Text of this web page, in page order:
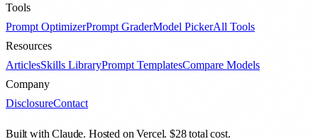
Tools
Prompt OptimizerPrompt GraderModel PickerAll Tools
Resources
ArticlesSkills LibraryPrompt TemplatesCompare Models
Company
DisclosureContact
Built with Claude. Hosted on Vercel. $28 total cost.